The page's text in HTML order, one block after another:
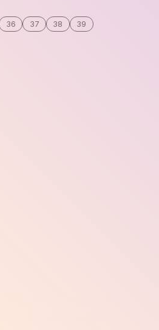
36 37 38
39